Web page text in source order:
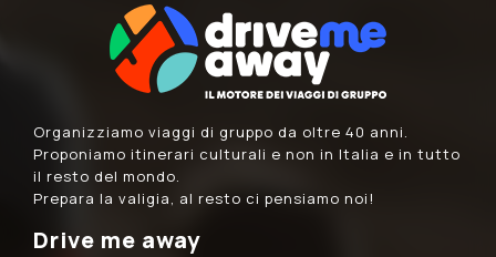
Organizziamo viaggi di gruppo da oltre 40 anni.
Proponiamo itinerari culturali e non in Italia e in tutto
il resto del mondo.
Prepara la valigia, al resto ci pensiamo noi!
Drive me away